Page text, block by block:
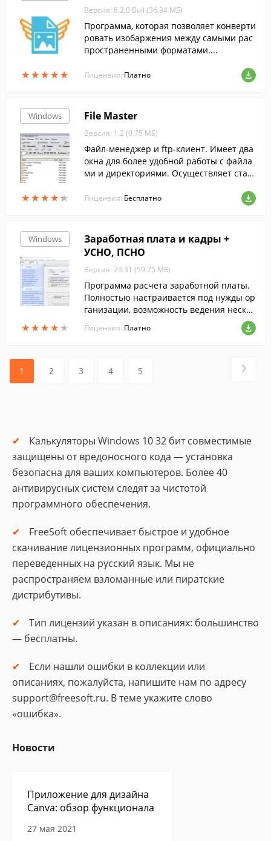
★★★★★
★★★★★
Версия: 8.2.0 Buil (36.94 МБ)
Программа, которая позволяет конверти
ровать изобаржения между самыми рас
пространенными форматами....
Лицензия: Платно
Windows
★★★★★
★★★★★
File Master
Версия: 1.2 (0.75 МБ)
Файл-менеджер и ftp-клиент. Имеет два
окна для более удобной работы с файла
ми и директориями. Осуществляет стан
ма также позволяет передавать файлы
Лицензия: Бесплатно
Windows
★★★★★
★★★★★
Заработная плата и кадры +
УСНО, ПСНО
Версия: 23.31 (59.75 МБ)
Программа расчета заработной платы.
Полностью настраивается под нужды ор
ганизации, возможность ведения нескол
ьких предприятий. Ведение кадрового у
чета. Выгрузка отчетности в формате X
м. Книга УСНО, ПСНО.
Лицензия: Платно
1 2 3 4 5
Калькуляторы Windows 10 32 бит совместимые
защищены от вредоносного кода — установка
безопасна для ваших компьютеров. Более 40
антивирусных систем следят за чистотой
программного обеспечения.
FreeSoft обеспечивает быстрое и удобное
скачивание лицензионных программ, официально
переведенных на русский язык. Мы не
распространяем взломанные или пиратские
дистрибутивы.
Тип лицензий указан в описаниях: большинство
— бесплатны.
Если нашли ошибки в коллекции или
описаниях, пожалуйста, напишите нам по адресу
support@freesoft.ru. В теме укажите слово
«ошибка».
Новости
Приложение для дизайна
Canva: обзор функционала
27 мая 2021